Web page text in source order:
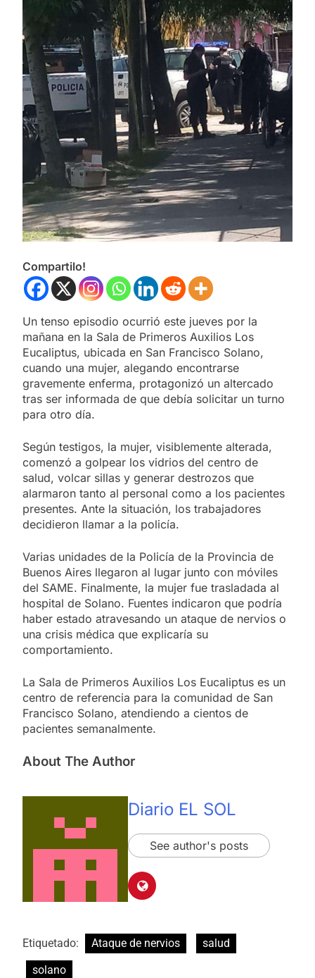
Compartilo!
Un tenso episodio ocurrió este jueves por la
mañana en la Sala de Primeros Auxilios Los
Eucaliptus, ubicada en San Francisco Solano,
cuando una mujer, alegando encontrarse
gravemente enferma, protagonizó un altercado
tras ser informada de que debía solicitar un turno
para otro día.
Según testigos, la mujer, visiblemente alterada,
comenzó a golpear los vidrios del centro de
salud, volcar sillas y generar destrozos que
alarmaron tanto al personal como a los pacientes
presentes. Ante la situación, los trabajadores
decidieron llamar a la policía.
Varias unidades de la Policía de la Provincia de
Buenos Aires llegaron al lugar junto con móviles
del SAME. Finalmente, la mujer fue trasladada al
hospital de Solano. Fuentes indicaron que podría
haber estado atravesando un ataque de nervios o
una crisis médica que explicaría su
comportamiento.
La Sala de Primeros Auxilios Los Eucaliptus es un
centro de referencia para la comunidad de San
Francisco Solano, atendiendo a cientos de
pacientes semanalmente.
About The Author
Diario EL SOL
See author's posts
Etiquetado: Ataque de nervios
salud
solano